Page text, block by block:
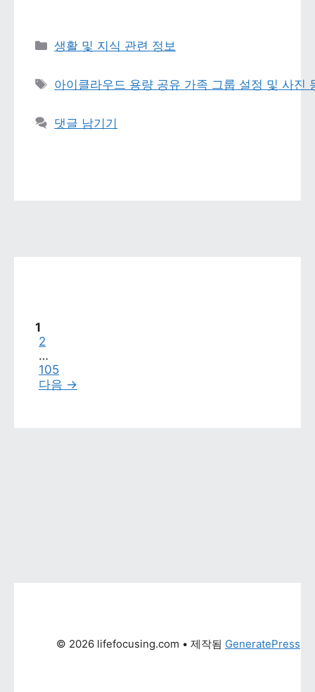
카테고리
생활 및 지식 관련 정보
태그
아이클라우드 용량 공유 가족 그룹 설정 및 사진
댓글 남기기
페이지
1
페이지
2
…
페이지
105
다음 →
© 2026 lifefocusing.com • 제작됨 GeneratePress